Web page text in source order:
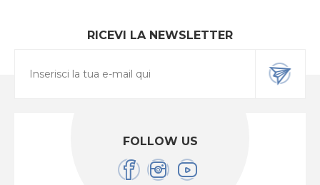
RICEVI LA NEWSLETTER
FOLLOW US